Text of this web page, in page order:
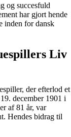
og succesfuld
har gjort hende
inden for dansk
Liv
der efterlod et
december 1901 i
af 81 år, var
Hendes bidrag til